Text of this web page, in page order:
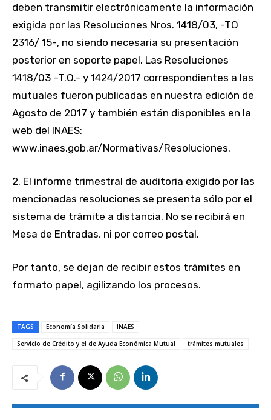
deben transmitir electrónicamente la información
exigida por las Resoluciones Nros. 1418/03, -TO
2316/ 15-, no siendo necesaria su presentación
posterior en soporte papel. Las Resoluciones
1418/03 –T.O.- y 1424/2017 correspondientes a las
mutuales fueron publicadas en nuestra edición de
Agosto de 2017 y también están disponibles en la
web del INAES:
www.inaes.gob.ar/Normativas/Resoluciones.
2. El informe trimestral de auditoria exigido por las
mencionadas resoluciones se presenta sólo por el
sistema de trámite a distancia. No se recibirá en
Mesa de Entradas, ni por correo postal.
Por tanto, se dejan de recibir estos trámites en
formato papel, agilizando los procesos.
TAGS Economía Solidaria
INAES
Servicio de Crédito y el de Ayuda Económica Mutual
trámites mutuales